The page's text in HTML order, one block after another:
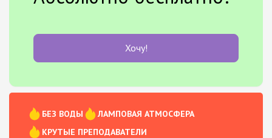
Хочу!
БЕЗ ВОДЫ
ЛАМПОВАЯ АТМОСФЕРА
КРУТЫЕ ПРЕПОДАВАТЕЛИ